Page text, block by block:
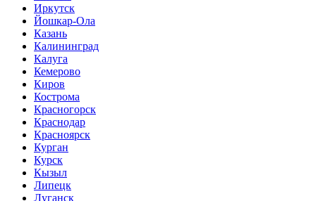
Иркутск
Йошкар-Ола
Казань
Калининград
Калуга
Кемерово
Киров
Кострома
Красногорск
Краснодар
Красноярск
Курган
Курск
Кызыл
Липецк
Луганск